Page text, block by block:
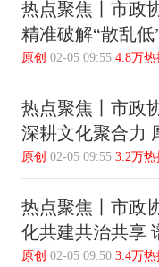
热点聚焦丨市政
精准破解“散乱低
富工坊”建设
原创 02-05 09:55 4.8万热
热点聚焦丨市政
深耕文化聚合力
福
原创 02-05 09:55 3.2万热
热点聚焦丨市政
化共建共治共享
新篇章
原创 02-05 09:50 3.4万热